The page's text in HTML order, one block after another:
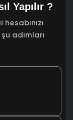
Yapılır ?
adımları